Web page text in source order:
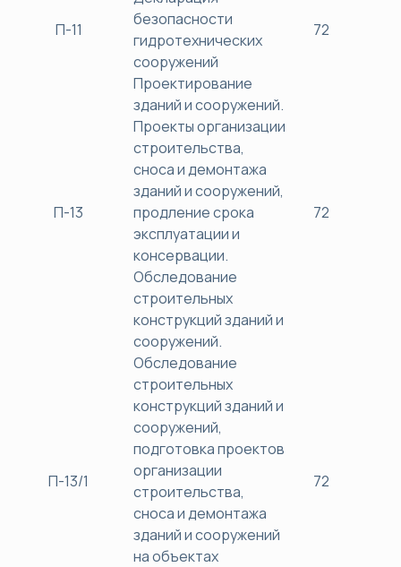
П-11
безопасности
гидротехнических
сооружений
72
П-13
Проектирование
зданий и сооружений.
Проекты организации
строительства,
сноса и демонтажа
зданий и сооружений,
продление срока
эксплуатации и
консервации.
Обследование
строительных
конструкций зданий и
сооружений.
72
П-13/1
Обследование
строительных
конструкций зданий и
сооружений,
подготовка проектов
организации
строительства,
сноса и демонтажа
зданий и сооружений
на объектах
72